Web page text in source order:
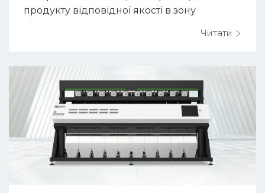
продукту відповідної якості в зону
операцію), а невідповідної продукції - в
стрічкового конвеєра Для інспекції
продукт надходить по пологим склізам на
конвеєр, де проводиться огляд сир...
Читати